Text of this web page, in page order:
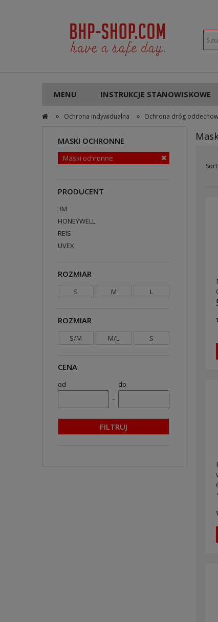
MENU INSTRUKCJE STANOWISKOWE
» Ochrona indywidualna » Ochrona dróg
MASKI OCHRONNE
Maski ochronne
PRODUCENT
3M
HONEYWELL
REIS
UVEX
ROZMIAR
S M L
ROZMIAR
S/M M/L S
CENA
od
-
do
FILTRUJ